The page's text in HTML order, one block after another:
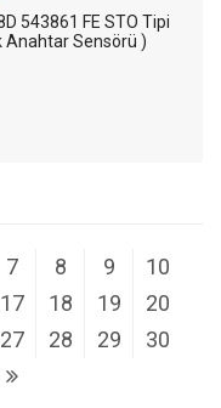
543861 FE STO Tipi
Anahtar Sensörü )
7 8 9
10
17 18 19
20
27 28 29
30